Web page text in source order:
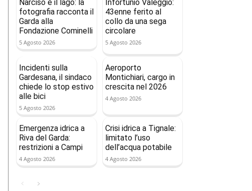
Narciso è il lago: la
fotografia racconta il
Garda alla
Fondazione Cominelli
5 Agosto 2026
Infortunio Valeggio:
43enne ferito al
collo da una sega
circolare
5 Agosto 2026
Incidenti sulla
Gardesana, il sindaco
chiede lo stop estivo
alle bici
5 Agosto 2026
Aeroporto
Montichiari, cargo in
crescita nel 2026
4 Agosto 2026
Emergenza idrica a
Riva del Garda:
restrizioni a Campi
4 Agosto 2026
Crisi idrica a Tignale:
limitato l’uso
dell’acqua potabile
4 Agosto 2026